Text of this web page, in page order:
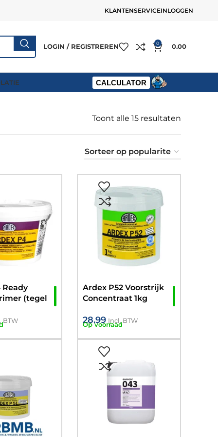
KLANTENSERVICEINLOGGEN
LOGIN / REGISTREREN 0 0.00
CALCULATOR
Toont alle 15 resultaten
Ready
(tegel
BTW
Ardex P52 Voorstrijk
Concentraat 1kg
28.99 Incl. BTW
Op voorraad